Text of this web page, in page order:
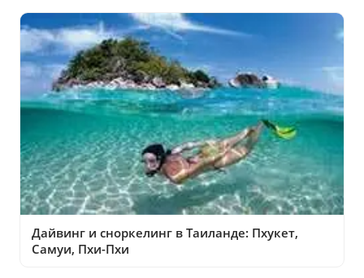
Дайвинг и сноркелинг в Таиланде: Пхукет,
Самуи, Пхи-Пхи